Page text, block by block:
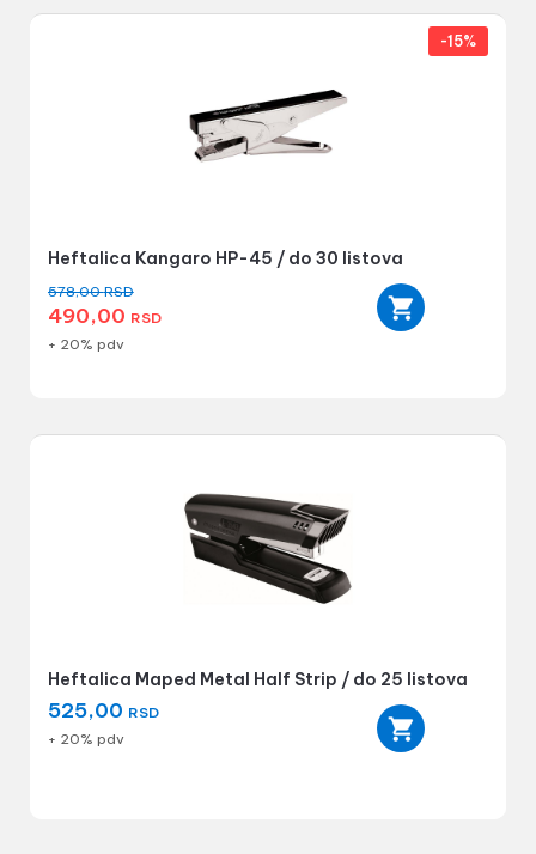
Heftalica Kangaro HP-45 / do 30 listova
578,00RSD
490,00 RSD
-15%
+ 20% pdv
Heftalica Maped Metal Half Strip / do 25 listova
525,00 RSD
+ 20% pdv